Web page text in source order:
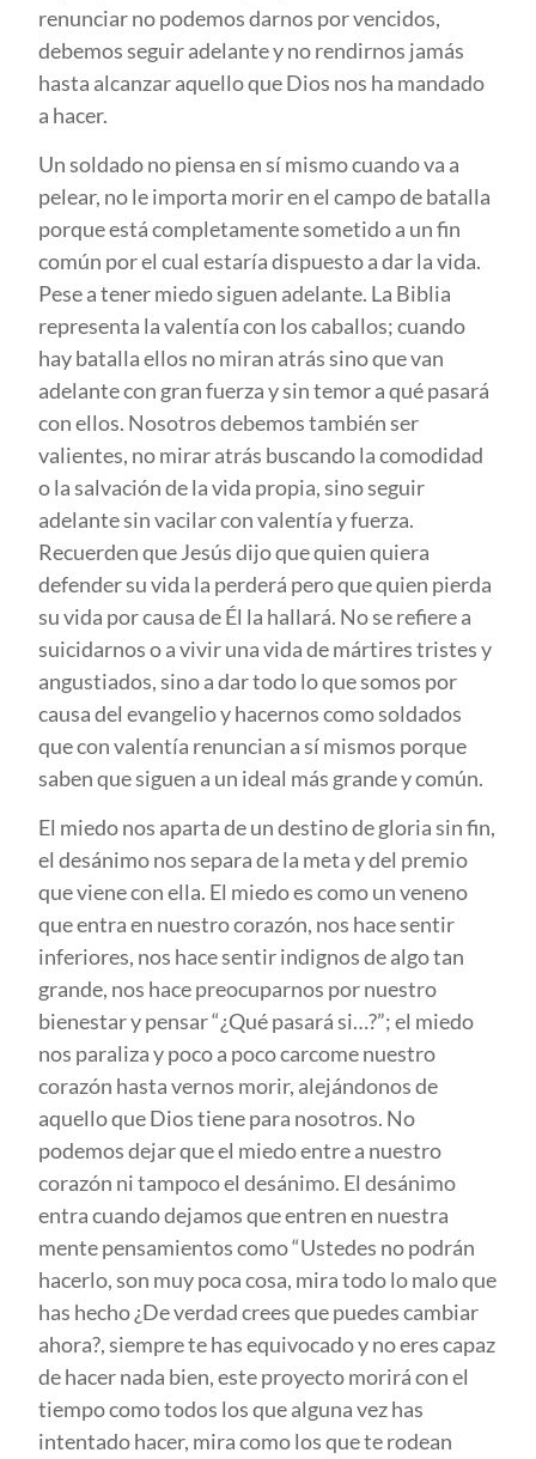
renunciar no podemos darnos por vencidos,
debemos seguir adelante y no rendirnos jamás
hasta alcanzar aquello que Dios nos ha mandado
a hacer.
Un soldado no piensa en sí mismo cuando va a
pelear, no le importa morir en el campo de batalla
porque está completamente sometido a un fin
común por el cual estaría dispuesto a dar la vida.
Pese a tener miedo siguen adelante. La Biblia
representa la valentía con los caballos; cuando
hay batalla ellos no miran atrás sino que van
adelante con gran fuerza y sin temor a qué pasará
con ellos. Nosotros debemos también ser
valientes, no mirar atrás buscando la comodidad
o la salvación de la vida propia, sino seguir
adelante sin vacilar con valentía y fuerza.
Recuerden que Jesús dijo que quien quiera
defender su vida la perderá pero que quien pierda
su vida por causa de Él la hallará. No se refiere a
suicidarnos o a vivir una vida de mártires tristes y
angustiados, sino a dar todo lo que somos por
causa del evangelio y hacernos como soldados
que con valentía renuncian a sí mismos porque
saben que siguen a un ideal más grande y común.
El miedo nos aparta de un destino de gloria sin fin,
el desánimo nos separa de la meta y del premio
que viene con ella. El miedo es como un veneno
que entra en nuestro corazón, nos hace sentir
inferiores, nos hace sentir indignos de algo tan
grande, nos hace preocuparnos por nuestro
bienestar y pensar “¿Qué pasará si…?”; el miedo
nos paraliza y poco a poco carcome nuestro
corazón hasta vernos morir, alejándonos de
aquello que Dios tiene para nosotros. No
podemos dejar que el miedo entre a nuestro
corazón ni tampoco el desánimo. El desánimo
entra cuando dejamos que entren en nuestra
mente pensamientos como “Ustedes no podrán
hacerlo, son muy poca cosa, mira todo lo malo que
has hecho ¿De verdad crees que puedes cambiar
ahora?, siempre te has equivocado y no eres capaz
de hacer nada bien, este proyecto morirá con el
tiempo como todos los que alguna vez has
intentado hacer, mira como los que te rodean